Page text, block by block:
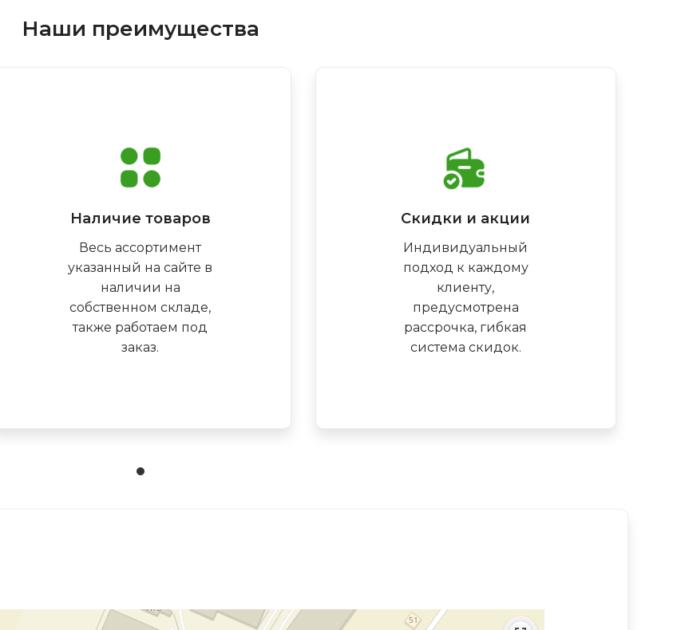
Наши преимущества
Наличие товаров
Весь ассортимент
указанный на сайте в
наличии на
собственном складе,
также работаем под
заказ.
Скидки и акции
Индивидуальный
подход к каждому
клиенту,
предусмотрена
рассрочка, гибкая
система скидок.